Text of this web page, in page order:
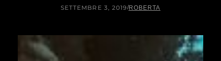
SETTEMBRE 3, 2019/ROBERTA